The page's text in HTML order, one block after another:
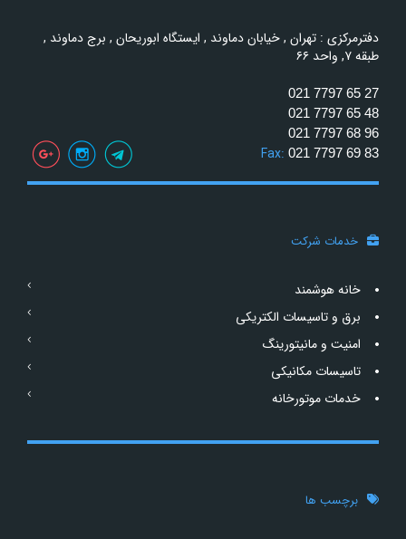
دفترمرکزی : تهران , خیابان دماوند , ایستگاه ابوریحان , برج دماوند ,
طبقه ۷, واحد ۶۶
021 7797 65 27
021 7797 65 48
021 7797 68 96
021 7797 69 83
Fax:
خدمات شرکت
خانه هوشمند
برق و تاسیسات الکتریکی
امنیت و مانیتورینگ
تاسیسات مکانیکی
خدمات موتورخانه
برچسب ها